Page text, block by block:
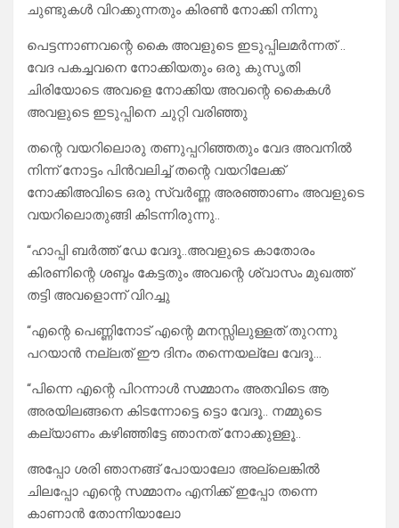
ചുണ്ടുകൾ വിറക്കുന്നതും കിരൺ നോക്കി നിന്നു
പെട്ടന്നാണവന്റെ കൈ അവളുടെ ഇടുപ്പിലമർന്നത് ..
വേദ പകച്ചവനെ നോക്കിയതും ഒരു കുസൃതി
ചിരിയോടെ അവളെ നോക്കിയ അവന്റെ കൈകൾ
അവളുടെ ഇടുപ്പിനെ ചുറ്റി വരിഞ്ഞു
തന്റെ വയറിലൊരു തണുപ്പറിഞ്ഞതും വേദ അവനിൽ
നിന്ന് നോട്ടം പിൻവലിച്ച് തന്റെ വയറിലേക്ക്
നോക്കിഅവിടെ ഒരു സ്വർണ്ണ അരഞ്ഞാണം അവളുടെ
വയറിലൊതുങ്ങി കിടന്നിരുന്നു..
“ഹാപ്പി ബർത്ത് ഡേ വേദൂ..അവളുടെ കാതോരം
കിരണിന്റെ ശബ്ദം കേട്ടതും അവന്റെ ശ്വാസം മുഖത്ത്
തട്ടി അവളൊന്ന് വിറച്ചു
“എന്റെ പെണ്ണിനോട് എന്റെ മനസ്സിലുള്ളത് തുറന്നു
പറയാൻ നല്ലത് ഈ ദിനം തന്നെയല്ലേ വേദൂ…
“പിന്നെ എന്റെ പിറന്നാൾ സമ്മാനം അതവിടെ ആ
അരയിലങ്ങനെ കിടന്നോട്ടെ ട്ടൊ വേദൂ.. നമ്മുടെ
കല്യാണം കഴിഞ്ഞിട്ടേ ഞാനത് നോക്കുള്ളൂ..
അപ്പോ ശരി ഞാനങ്ങ് പോയാലോ അല്ലെങ്കിൽ
ചിലപ്പോ എന്റെ സമ്മാനം എനിക്ക് ഇപ്പോ തന്നെ
കാണാൻ തോന്നിയാലോ